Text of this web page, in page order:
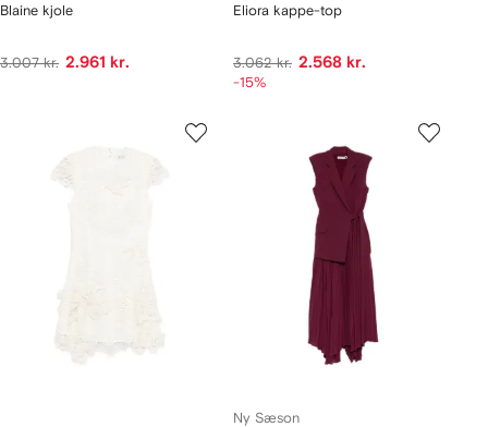
Blaine kjole
3.007 kr. 2.961 kr.
Eliora kappe-top
3.062 kr. 2.568 kr.
-15%
Ny Sæson